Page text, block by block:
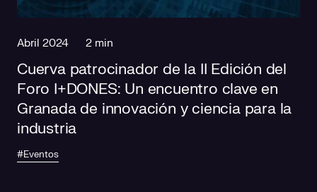
Abril 2024 2 min
Cuerva patrocinador de la II Edición del
Foro I+DONES: Un encuentro clave en
Granada de innovación y ciencia para la
industria
#Eventos